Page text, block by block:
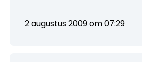
2 augustus 2009 om 07:29